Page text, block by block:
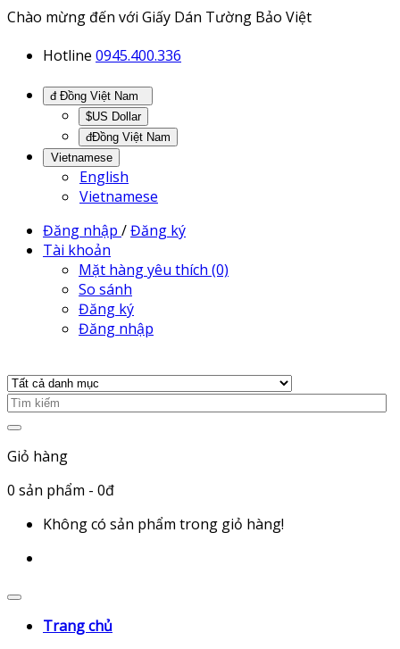
Chào mừng đến với Giấy Dán Tường Bảo Việt
Hotline 0945.400.336
$US Dollar
đĐồng Việt Nam
Vietnamese
English
Vietnamese
Đăng nhập /Đăng ký
Tài khoản
Mặt hàng yêu thích (0)
So sánh
Đăng ký
Đăng nhập
Giỏ hàng
0 sản phẩm - 0đ
Không có sản phẩm trong giỏ hàng!
Trang chủ